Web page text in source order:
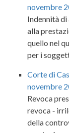
novembre
Indennità
alla
quello nel
per i
Corte di
novembre
Revoca
revoca -
della